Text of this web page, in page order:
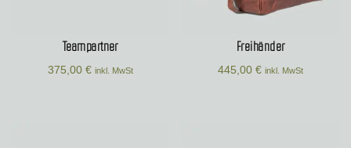
Teampartner
375,00 € inkl. MwSt
Freihänder
445,00€ inkl. MwSt